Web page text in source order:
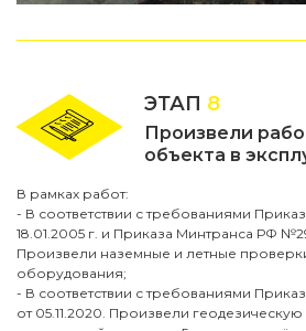
ЭТАП 8
Произвели
объекта в
В рамках работ:
- В соответствии с требованиями
18.01.2005 г. и Приказа Минтранса РФ
Произвели наземные и летные
оборудования;
- В соответствии с требованиями
от 05.11.2020. Произвели